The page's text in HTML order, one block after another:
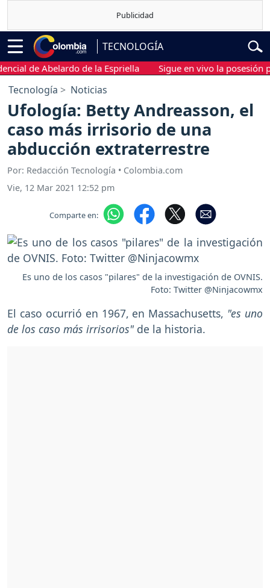
TECNOLOGÍA
de Abelardo de la Espriella Sigue en vivo la posesión
Tecnología Noticias
Ufología: Betty Andreasson, el
caso más irrisorio de una
abducción extraterrestre
Por: Redacción Tecnología • Colombia.com
Vie, 12 Mar 2021 12:52 pm
Comparte en:
Es uno de los casos "pilares" de la investigación de OVNIS.
Foto: Twitter @Ninjacowmx
El caso ocurrió en 1967, en Massachusetts, "es uno
de los caso más irrisorios" de la historia.